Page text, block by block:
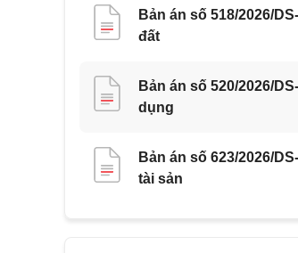
Bản án số 518/2026/
đất
Bản án số 520/2026/
dụng
Bản án số 623/2026/
tài sản